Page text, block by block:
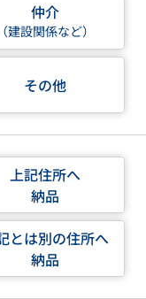
仲介
（建設関係など）
その他
上記住所へ
納品
とは別の住所へ
納品